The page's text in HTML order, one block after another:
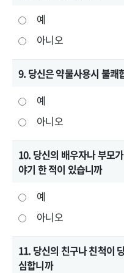
예
아니오
9. 당신은 약물사용시 불쾌
예
아니오
10. 당신의 배우자나 부모
야기 한 적이 있습니까
예
아니오
11. 당신의 친구나 친척이
심합니까